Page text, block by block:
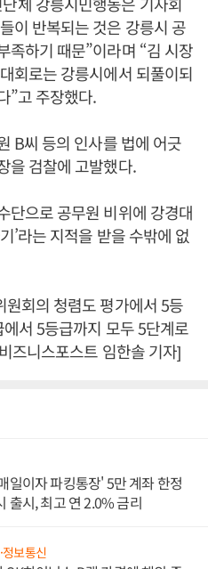
이 반복되는 것은 강릉시 공
족하기 때문”이라며 “김 시장
회로는 강릉시에서 되풀이되
”고 주장했다.
B씨 등의 인사를 법에 어긋
을 검찰에 고발했다.
단으로 공무원 비위에 강경대
’라는 지적을 받을 수밖에 없
회의 청렴도 평가에서 5등
서 5등급까지 모두 5단계로
즈니스포스트 임한솔 기자]
일이자 파킹통장' 5만 계좌 한정
출시, 최고 연 2.0% 금리
정보통신